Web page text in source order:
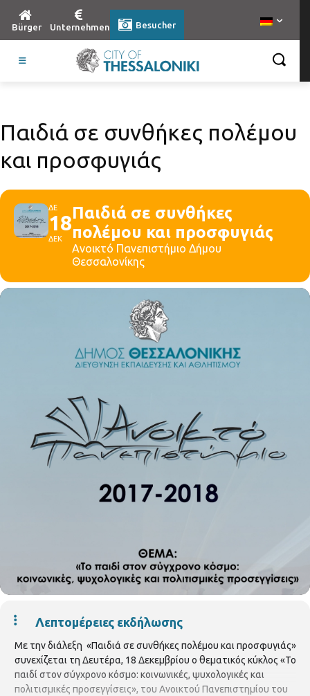
Bürger Unternehmen Besucher
Παιδιά σε συνθήκες πολέμου
και προσφυγιάς
ΔΕ
18
ΔΕΚ
Παιδιά σε συνθήκες
πολέμου και προσφυγιάς
Ανοικτό Πανεπιστήμιο Δήμου
Θεσσαλονίκης
Λεπτομέρειες εκδήλωσης
Με την διάλεξη «Παιδιά σε συνθήκες πολέμου και προσφυγιάς»
συνεχίζεται τη Δευτέρα, 18 Δεκεμβρίου ο θεματικός κύκλος «Το
παιδί στον σύγχρονο κόσμο: κοινωνικές, ψυχολογικές και
πολιτισμικές προσεγγίσεις», του Ανοικτού Πανεπιστημίου του